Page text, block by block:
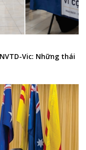
Vic: Những thái